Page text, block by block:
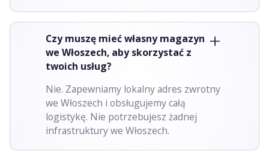
Czy muszę mieć własny magazyn
we Włoszech, aby skorzystać z
twoich usług?
Nie. Zapewniamy lokalny adres zwrotny
we Włoszech i obsługujemy całą
logistykę. Nie potrzebujesz żadnej
infrastruktury we Włoszech.